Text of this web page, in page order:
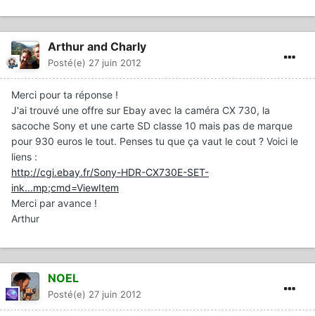
Arthur and Charly
Posté(e) 27 juin 2012
Merci pour ta réponse !
J'ai trouvé une offre sur Ebay avec la caméra CX 730, la
sacoche Sony et une carte SD classe 10 mais pas de marque
pour 930 euros le tout. Penses tu que ça vaut le cout ? Voici le
liens :
http://cgi.ebay.fr/Sony-HDR-CX730E-SET-
ink...mp;cmd=ViewItem
Merci par avance !
Arthur
NOEL
Posté(e) 27 juin 2012